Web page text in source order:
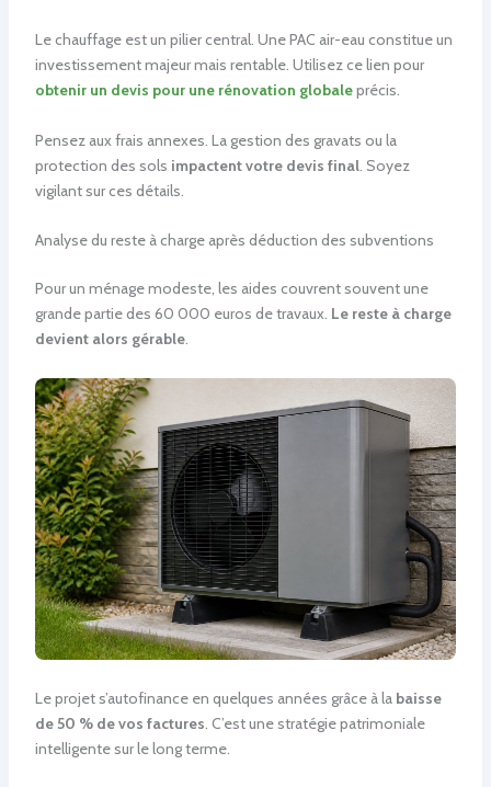
Le chauffage est un pilier central. Une PAC air-eau constitue un
investissement majeur mais rentable. Utilisez ce lien pour
obtenir un devis pour une rénovation globaleprécis.
Pensez aux frais annexes. La gestion des gravats ou la
protection des sols impactent votre devis final. Soyez
vigilant sur ces détails.
Analyse du reste à charge après déduction des subventions
Pour un ménage modeste, les aides couvrent souvent une
grande partie des 60 000 euros de travaux. Le reste à charge
devient alors gérable.
Le projet s’autofinance en quelques années grâce à la baisse
de 50 % de vos factures. C’est une stratégie patrimoniale
intelligente sur le long terme.